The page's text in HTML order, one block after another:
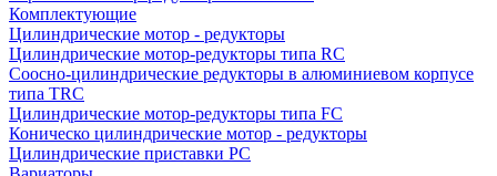
Комплектующие
Цилиндрические мотор - редукторы
Цилиндрические мотор-редукторы типа RC
Соосно-цилиндрические редукторы в алюминиевом корпусе
типа TRC
Цилиндрические мотор-редукторы типа FC
Коническо цилиндрические мотор - редукторы
Цилиндрические приставки PC